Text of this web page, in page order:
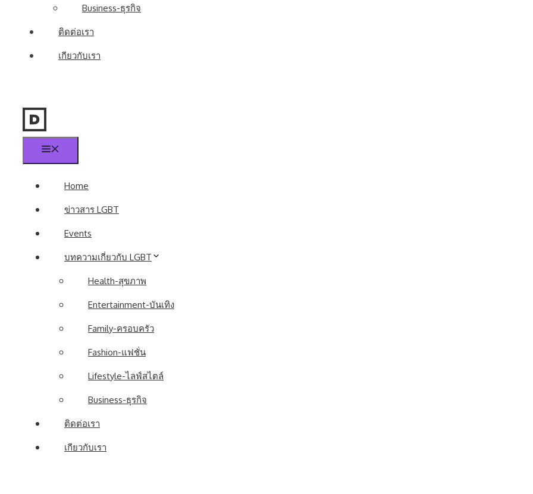
Business-ธุรกิจ
ติดต่อเรา
เกียวกับเรา
Home
ข่าวสาร LGBT
Events
บทความเกี่ยวกับ LGBT
Health-สุขภาพ
Entertainment-บันเทิง
Family-ครอบครัว
Fashion-แฟชั่น
Lifestyle-ไลฟ์สไตล์
Business-ธุรกิจ
ติดต่อเรา
เกียวกับเรา